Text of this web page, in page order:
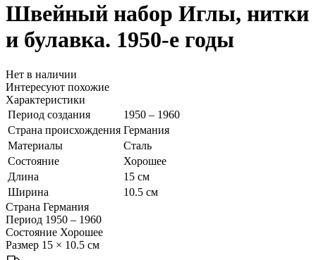
Швейный набор Иглы, нитки
и булавка. 1950-е годы
Нет в наличии
Интересуют похожие
Характеристики
Период создания
1950 – 1960
Страна происхождения Германия
Материалы
Сталь
Состояние
Хорошее
Длина
15 см
Ширина
10.5 см
Страна Германия
Период 1950 – 1960
Состояние Хорошее
Размер 15 × 10.5 см